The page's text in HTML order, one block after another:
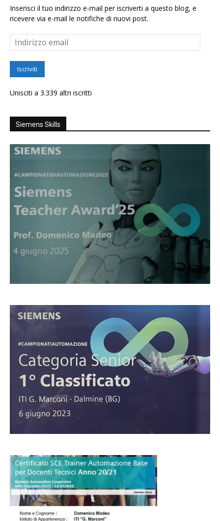
Inserisci il tuo indirizzo e-mail per iscriverti a questo blog, e
ricevere via e-mail le notifiche di nuovi post.
Indirizzo
email
Iscriviti
Unisciti a 3.339 altri iscritti
Siemens Skills